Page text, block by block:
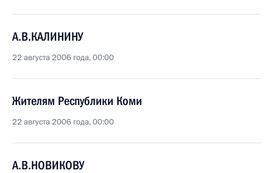
А.В.КАЛИНИНУ
22 августа 2006 года, 00:00
Жителям Республики Коми
22 августа 2006 года, 00:00
А.В.НОВИКОВУ